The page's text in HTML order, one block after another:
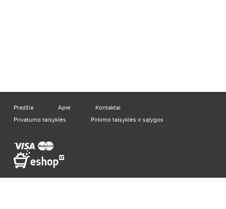
Pradžia Apie
Kontaktai
Privatumo taisyklės
Pirkimo taisyklės ir sąlygos